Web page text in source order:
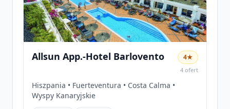
Allsun App.-Hotel Barlovento 4★
4 ofert
Hiszpania • Fuerteventura • Costa Calma •
Wyspy Kanaryjskie